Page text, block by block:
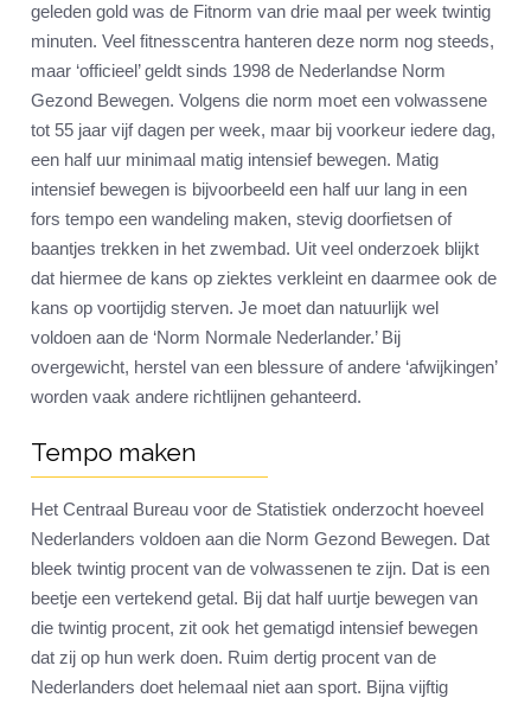
geleden gold was de Fitnorm van drie maal per week twintig
minuten. Veel fitnesscentra hanteren deze norm nog steeds,
maar ‘officieel’ geldt sinds 1998 de Nederlandse Norm
Gezond Bewegen. Volgens die norm moet een volwassene
tot 55 jaar vijf dagen per week, maar bij voorkeur iedere dag,
een half uur minimaal matig intensief bewegen. Matig
intensief bewegen is bijvoorbeeld een half uur lang in een
fors tempo een wandeling maken, stevig doorfietsen of
baantjes trekken in het zwembad. Uit veel onderzoek blijkt
dat hiermee de kans op ziektes verkleint en daarmee ook de
kans op voortijdig sterven. Je moet dan natuurlijk wel
voldoen aan de ‘Norm Normale Nederlander.’ Bij
overgewicht, herstel van een blessure of andere ‘afwijkingen’
worden vaak andere richtlijnen gehanteerd.
Tempo maken
Het Centraal Bureau voor de Statistiek onderzocht hoeveel
Nederlanders voldoen aan die Norm Gezond Bewegen. Dat
bleek twintig procent van de volwassenen te zijn. Dat is een
beetje een vertekend getal. Bij dat half uurtje bewegen van
die twintig procent, zit ook het gematigd intensief bewegen
dat zij op hun werk doen. Ruim dertig procent van de
Nederlanders doet helemaal niet aan sport. Bijna vijftig